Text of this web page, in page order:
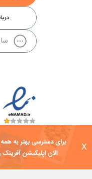
X
کلیه حقوق این سایت به